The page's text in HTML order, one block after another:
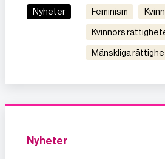
Nyheter feminism
kvinnors
mänskliga
Nyheter